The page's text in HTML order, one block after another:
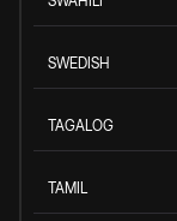
SWEDISH
TAGALOG
TAMIL